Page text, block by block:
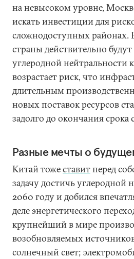
на невысоком уровне,
искать инвестиции для
сложнодоступных районах.
страны действительно
углеродной нейтральности
возрастает риск, что
длительным
новых поставок ресурсов
задолго до окончания срока
Разные мечты о
Китай тожеставитперед
задачу достичь углеродной
2060 году и добился
деле энергетического
крупнейший в мире
возобновляемых
солнечный свет;